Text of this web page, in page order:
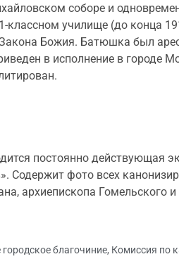
соборе и
училище (до конца
Божия. Батюшка был
в исполнение в городе
постоянно действующая
Содержит фото всех
архиепископа Гомельского
благочиние, Комиссия по